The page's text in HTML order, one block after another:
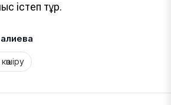
істеп тұр.